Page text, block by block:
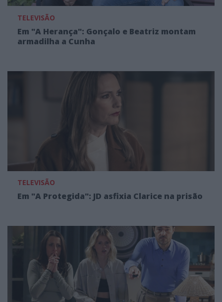
TELEVISÃO
Em "A Herança": Gonçalo e Beatriz montam
armadilha a Cunha
TELEVISÃO
Em "A Protegida": JD asfixia Clarice na prisão